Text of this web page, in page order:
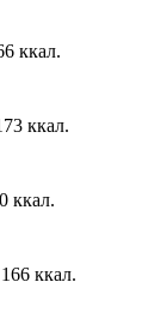
ккал.
ккал.
ккал.
ккал.